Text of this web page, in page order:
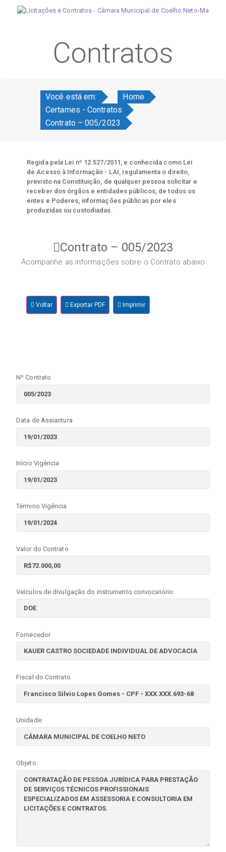
Contratos
Você está em:
Home
Certames - Contratos
Contrato – 005/2023
Regida pela Lei nº 12.527/2011, e conhecida como Lei
de Acesso à Informação - LAI, regulamenta o direito,
previsto na Constituição, de qualquer pessoa solicitar e
receber dos órgãos e entidades públicos, de todos os
entes e Poderes, informações públicas por eles
produzidas ou custodiadas.
Contrato – 005/2023
Acompanhe as informações sobre o Contrato abaixo
Voltar Exportar PDF Imprimir
Nº Contrato
Data de Assiantura
Início Vigência
Término Vigência
Valor do Contrato
Veículos de divulgação do instrumento convocatório:
Fornecedor
Fiscal do Contrato
Unidade:
Objeto: